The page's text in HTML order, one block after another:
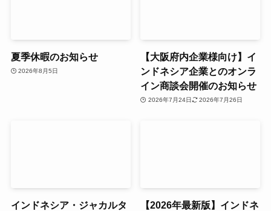
夏季休暇のお知らせ
2026年8月5日
【大阪府内企業様向け】イ
ンドネシア企業とのオンラ
イン商談会開催のお知らせ
2026年7月24日 2026年7月26日
インドネシア・ジャカルタ
【2026年最新版】インドネ